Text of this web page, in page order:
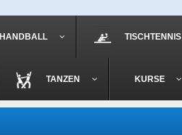
HANDBALL TISCHTENNIS
TANZEN KURSE